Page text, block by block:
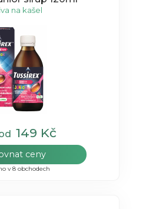
na kašel
od149 Kč
ceny
v 8 obchodech